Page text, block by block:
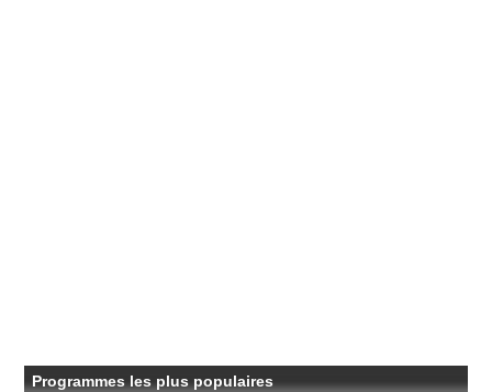
Programmes les plus populaires